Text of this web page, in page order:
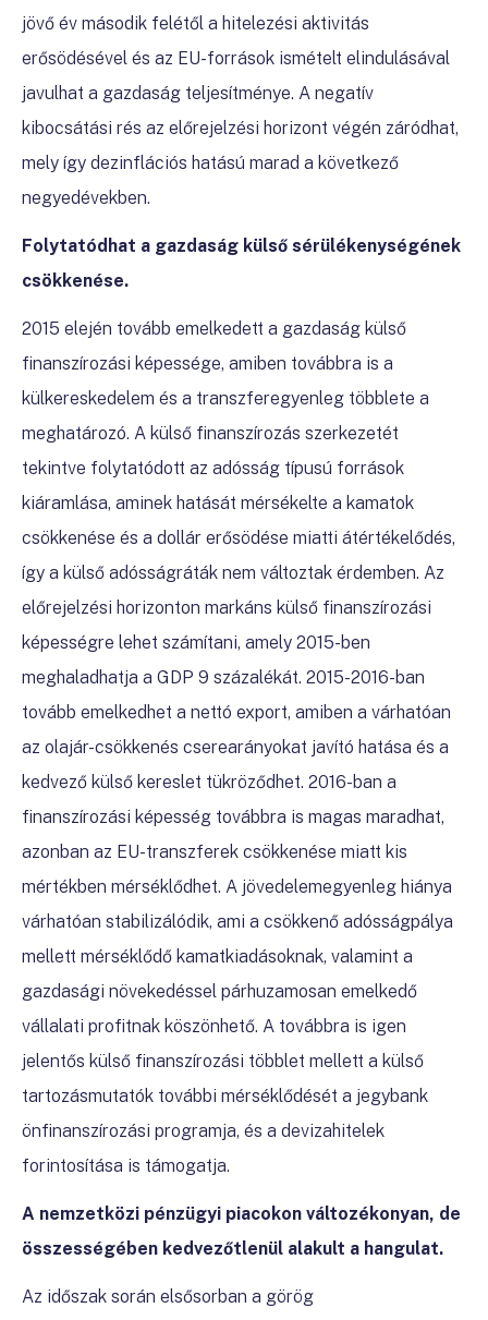
jövő év második felétől a hitelezési aktivitás
erősödésével és az EU-források ismételt elindulásával
javulhat a gazdaság teljesítménye. A negatív
kibocsátási rés az előrejelzési horizont végén záródhat,
mely így dezinflációs hatású marad a következő
negyedévekben.
Folytatódhat a gazdaság külső sérülékenységének
csökkenése.
2015 elején tovább emelkedett a gazdaság külső
finanszírozási képessége, amiben továbbra is a
külkereskedelem és a transzferegyenleg többlete a
meghatározó. A külső finanszírozás szerkezetét
tekintve folytatódott az adósság típusú források
kiáramlása, aminek hatását mérsékelte a kamatok
csökkenése és a dollár erősödése miatti átértékelődés,
így a külső adósságráták nem változtak érdemben. Az
előrejelzési horizonton markáns külső finanszírozási
képességre lehet számítani, amely 2015-ben
meghaladhatja a GDP 9 százalékát. 2015-2016-ban
tovább emelkedhet a nettó export, amiben a várhatóan
az olajár-csökkenés cserearányokat javító hatása és a
kedvező külső kereslet tükröződhet. 2016-ban a
finanszírozási képesség továbbra is magas maradhat,
azonban az EU-transzferek csökkenése miatt kis
mértékben mérséklődhet. A jövedelemegyenleg hiánya
várhatóan stabilizálódik, ami a csökkenő adósságpálya
mellett mérséklődő kamatkiadásoknak, valamint a
gazdasági növekedéssel párhuzamosan emelkedő
vállalati profitnak köszönhető. A továbbra is igen
jelentős külső finanszírozási többlet mellett a külső
tartozásmutatók további mérséklődését a jegybank
önfinanszírozási programja, és a devizahitelek
forintosítása is támogatja.
A nemzetközi pénzügyi piacokon változékonyan, de
összességében kedvezőtlenül alakult a hangulat.
Az időszak során elsősorban a görög